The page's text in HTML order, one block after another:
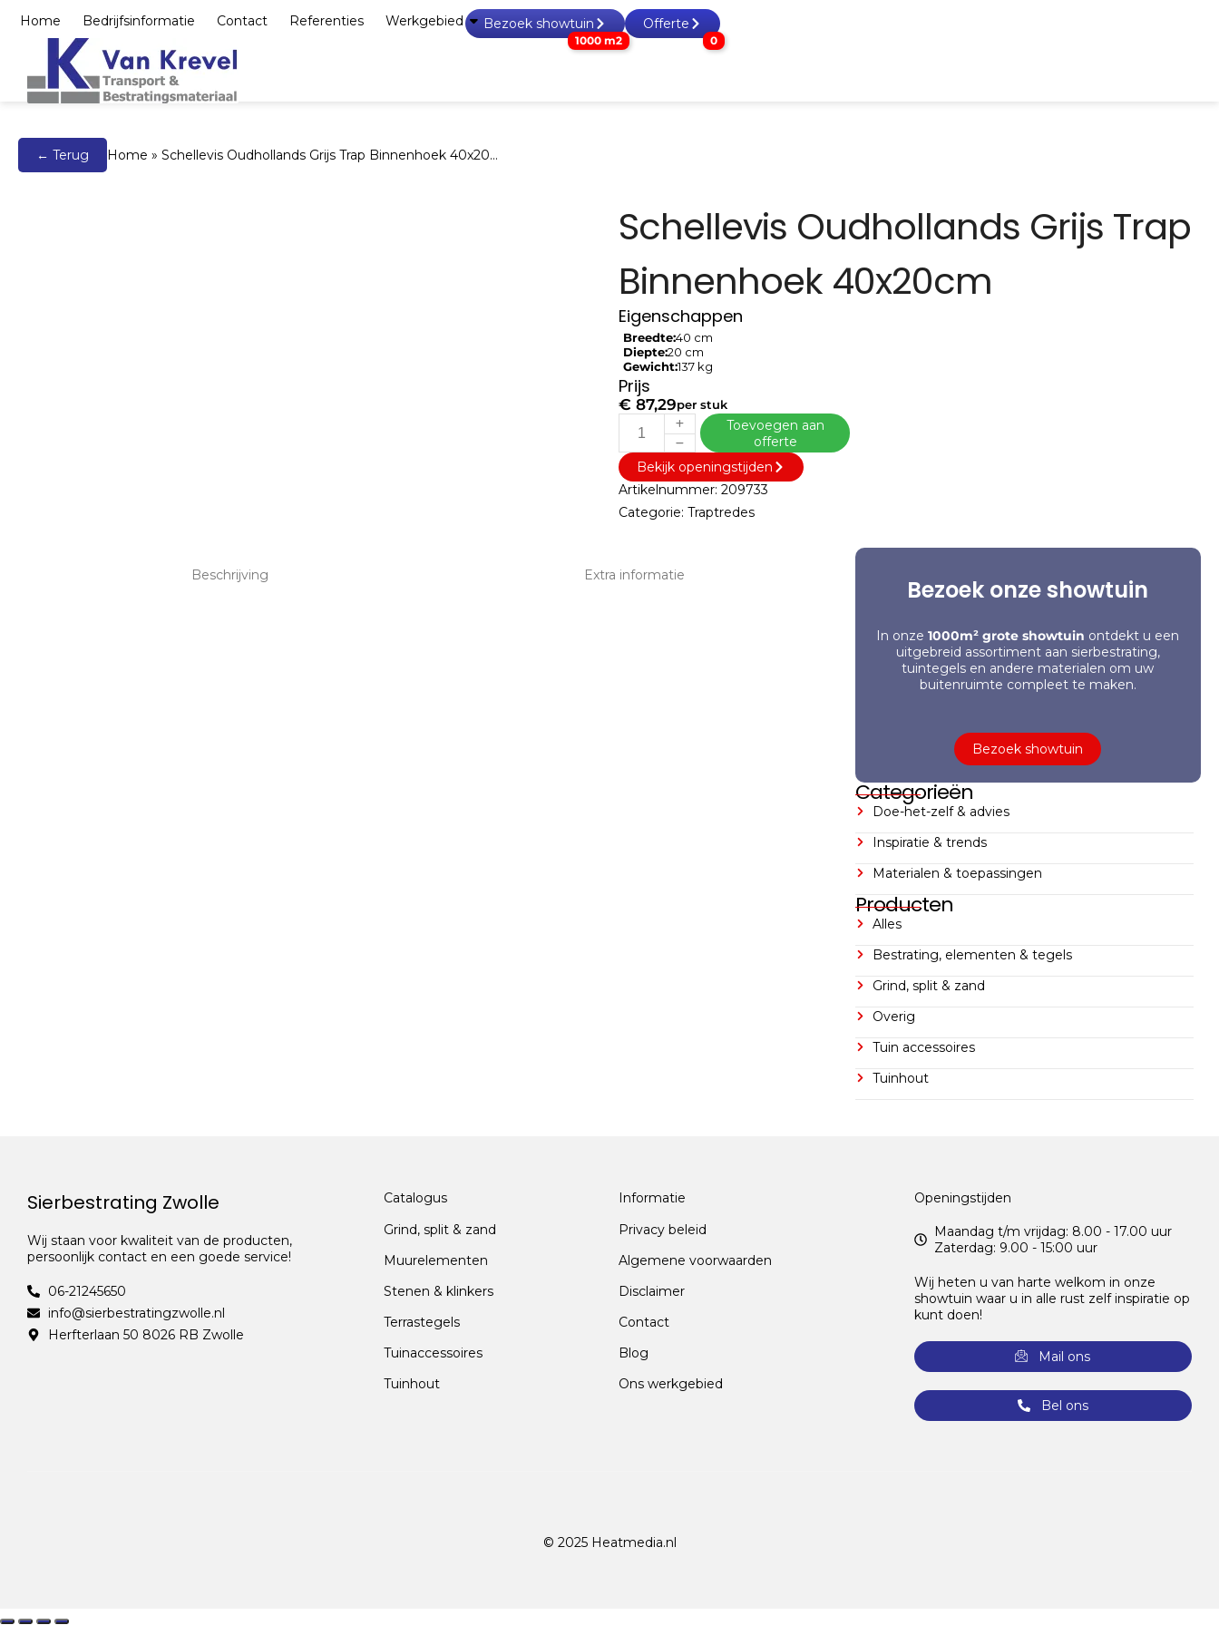
Home Bedrijfsinformatie Contact Referenties Werkgebied Bezoek showtuin
1000 m2
Offerte
0
← Terug Home » Schellevis Oudhollands Grijs Trap Binnenhoek 40x20…
Schellevis Oudhollands Grijs Trap
Binnenhoek 40x20cm
Eigenschappen
Breedte:40 cm
Diepte:20 cm
Gewicht:137 kg
Prijs
€ 87,29per stuk
Toevoegen aan
offerte
Bekijk openingstijden
Artikelnummer: 209733
Categorie: Traptredes
Beschrijving Extra informatie Bezoek onze showtuin
In onze1000m² grote showtuin ontdekt u een
uitgebreid assortiment aan sierbestrating,
tuintegels en andere materialen om uw
buitenruimte compleet te maken.
Bezoek showtuin
Categorieën
Doe-het-zelf & advies
Inspiratie & trends
Materialen & toepassingen
Producten
Alles
Bestrating, elementen & tegels
Grind, split & zand
Overig
Tuin accessoires
Tuinhout
Sierbestrating Zwolle
Wij staan voor kwaliteit van de producten,
persoonlijk contact en een goede service!
06-21245650
info@sierbestratingzwolle.nl
Herfterlaan 50 8026 RB Zwolle
Catalogus
Grind, split & zand
Muurelementen
Stenen & klinkers
Terrastegels
Tuinaccessoires
Tuinhout
Informatie
Privacy beleid
Algemene voorwaarden
Disclaimer
Contact
Blog
Ons werkgebied
Openingstijden
Maandag t/m vrijdag: 8.00 - 17.00 uur
Zaterdag: 9.00 - 15:00 uur
Wij heten u van harte welkom in onze
showtuin waar u in alle rust zelf inspiratie op
kunt doen!
Mail ons
Bel ons
© 2025 Heatmedia.nl